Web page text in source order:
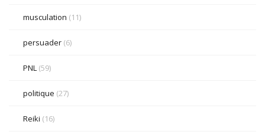
musculation (11)
persuader (6)
PNL (59)
politique (27)
Reiki (16)